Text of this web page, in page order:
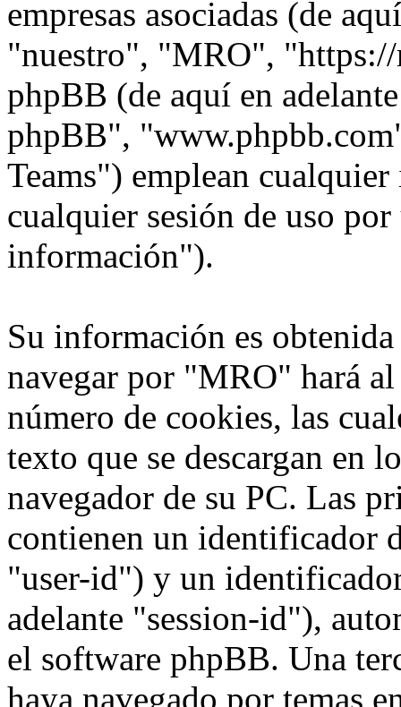
empresas asociadas (de
"nuestro", "MRO",
phpBB (de aquí en
phpBB",
Teams") emplean
cualquier sesión de uso
información").
Su información es
navegar por "MRO" hará
número de cookies, las
texto que se descargan en
navegador de su PC. Las
contienen un identificador
"user-id") y un
adelante "session-id"),
el software phpBB. Una
haya navegado por temas